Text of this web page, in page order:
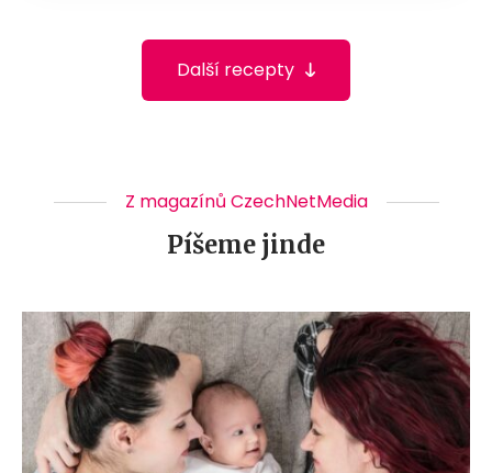
Další recepty
Z magazínů CzechNetMedia
Píšeme jinde